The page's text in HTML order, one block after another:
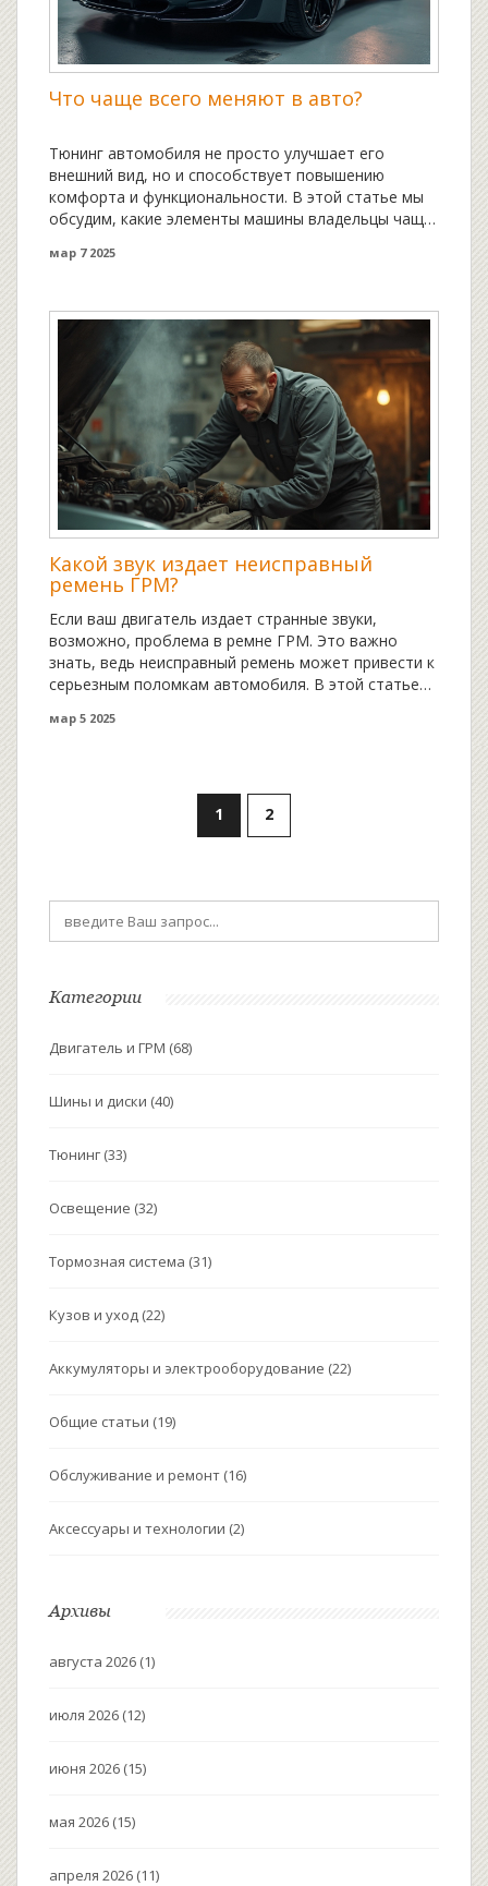
Что чаще всего меняют в авто?
Тюнинг автомобиля не просто улучшает его
внешний вид, но и способствует повышению
комфорта и функциональности. В этой статье мы
обсудим, какие элементы машины владельцы чаще
дисков до аудиосистем и освещения – рассмотрим,
полезными советами о практичности обновлений и
факторах, которые стоит учесть при выборе.
мар 7 2025
Какой звук издает неисправный
ремень ГРМ?
Если ваш двигатель издает странные звуки,
возможно, проблема в ремне ГРМ. Это важно
знать, ведь неисправный ремень может привести к
серьезным поломкам автомобиля. В этой статье
ремнем ГРМ, как их распознать, и когда стоит
мар 5 2025
1 2
Категории
Двигатель и ГРМ (68)
Шины и диски (40)
Тюнинг (33)
Освещение (32)
Тормозная система (31)
Кузов и уход (22)
Аккумуляторы и электрооборудование (22)
Общие статьи (19)
Обслуживание и ремонт (16)
Аксессуары и технологии (2)
Архивы
августа 2026 (1)
июля 2026 (12)
июня 2026 (15)
мая 2026 (15)
апреля 2026 (11)